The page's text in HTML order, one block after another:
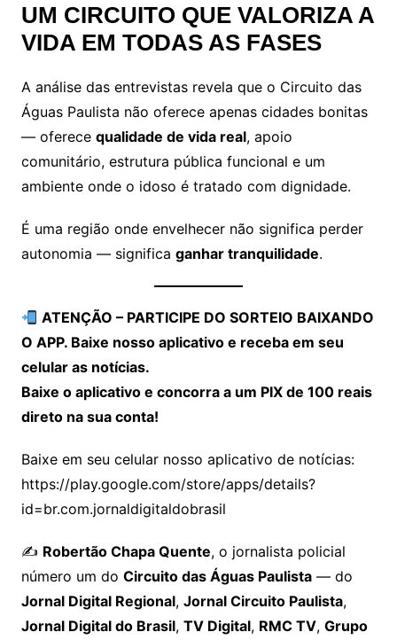
UM CIRCUITO QUE VALORIZA A
VIDA EM TODAS AS FASES
A análise das entrevistas revela que o Circuito das
Águas Paulista não oferece apenas cidades bonitas
— oferece qualidade de vida real, apoio
comunitário, estrutura pública funcional e um
ambiente onde o idoso é tratado com dignidade.
É uma região onde envelhecer não significa perder
autonomia — significa ganhar tranquilidade.
ATENÇÃO – PARTICIPE DO SORTEIO BAIXANDO
O APP. Baixe nosso aplicativo e receba em seu
celular as notícias.
Baixe o aplicativo e concorra a um PIX de 100 reais
direto na sua conta!
Baixe em seu celular nosso aplicativo de notícias:
https://play.google.com/store/apps/details?
id=br.com.jornaldigitaldobrasil
✍️ Robertão Chapa Quente, o jornalista policial
número um do Circuito das Águas Paulista— do
Jornal Digital Regional, Jornal Circuito Paulista,
Jornal Digital do Brasil, TV Digital, RMC TV, Grupo